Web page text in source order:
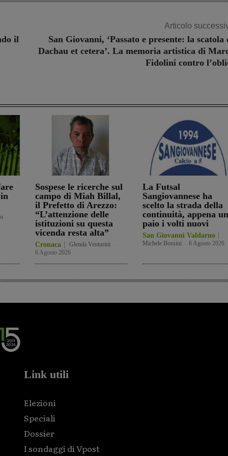
il
Articolo
San Giovanni, ‘Passato e presente: la scatola
Dachau et cetera’. La memoria artistica di
Fidolini contro
Sospese le ricerche sul
campo di Miah Billal,
il Prefetto di Arezzo:
“L’attenzione delle
istituzioni su questa
vicenda resta alta”
Cronaca Glenda Venturini
6 Agosto 2026
La Futsal
Sangiovannese ha
scelto la strada della
continuità, appena un
paio i volti nuovi
San Giovanni Valdarno
Michele Bossini 6 Agosto 2026
Link utili
Elezioni
Speciali
Dossier
I sondaggi di Vpost